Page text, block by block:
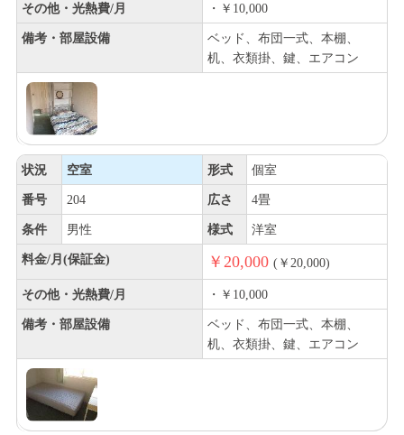
その他・光熱費/月 ・￥10,000
備考・部屋設備
ベッド、布団一式、本棚、
机、衣類掛、鍵、エアコン
状況 空室 形式 個室
番号 204 広さ 4畳
条件 男性 様式 洋室
料金/月(保証金) ￥20,000 (￥20,000)
その他・光熱費/月 ・￥10,000
備考・部屋設備
ベッド、布団一式、本棚、
机、衣類掛、鍵、エアコン